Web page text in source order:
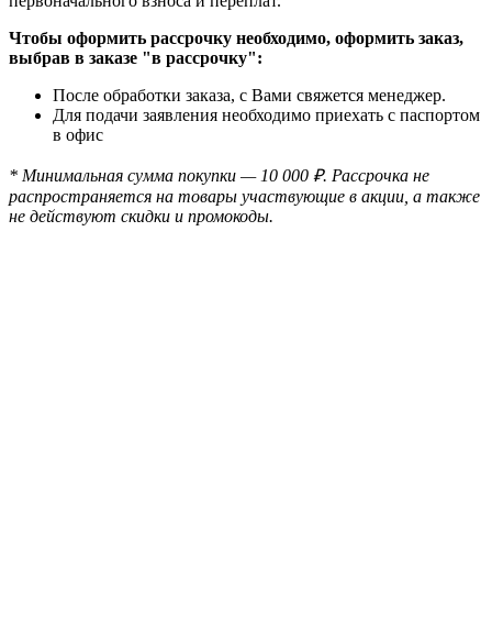
Чтобы оформить рассрочку необходимо, оформить заказ,
выбрав в заказе "в рассрочку":
После обработки заказа, с Вами свяжется менеджер.
Для подачи заявления необходимо приехать с паспортом
в офис
* Минимальная сумма покупки — 10 000 ₽. Рассрочка не
распространяется на товары участвующие в акции, а также
не действуют скидки и промокоды.